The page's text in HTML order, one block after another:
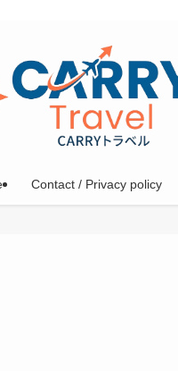
Contact / Privacy policy